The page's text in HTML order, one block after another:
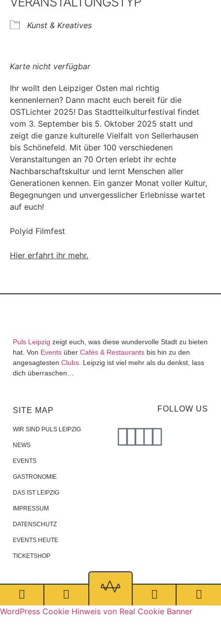
Kunst & Kreatives
Karte nicht verfügbar
Ihr wollt den Leipziger Osten mal richtig
kennenlernen? Dann macht euch bereit für die
OSTLichter 2025! Das Stadtteilkulturfestival findet
vom 3. September bis 5. Oktober 2025 statt und
zeigt die ganze kulturelle Vielfalt von Sellerhausen
bis Schönefeld. Mit über 100 verschiedenen
Veranstaltungen an 70 Orten erlebt ihr echte
Nachbarschaftskultur und lernt Menschen aller
Generationen kennen. Ein ganzer Monat voller Kultur,
Begegnungen und unvergesslicher Erlebnisse wartet
auf euch!
Polyid Filmfest
Hier erfahrt ihr mehr.
Puls Leipzig zeigt euch, was diese wundervolle Stadt zu bieten
hat. Von Events über Cafés & Restaurants bis hin zu den
angesagtesten Clubs . Leipzig ist viel mehr als du denkst, lass
dich überraschen…
SITE MAP
WIR SIND PULS LEIPZIG
NEWS
EVENTS
GASTRONOMIE
DAS IST LEIPZIG
IMPRESSUM
DATENSCHUTZ
EVENTS HEUTE
TICKETSHOP
FOLLOW US
WordPress Cookie Hinweis von Real Cookie Banner